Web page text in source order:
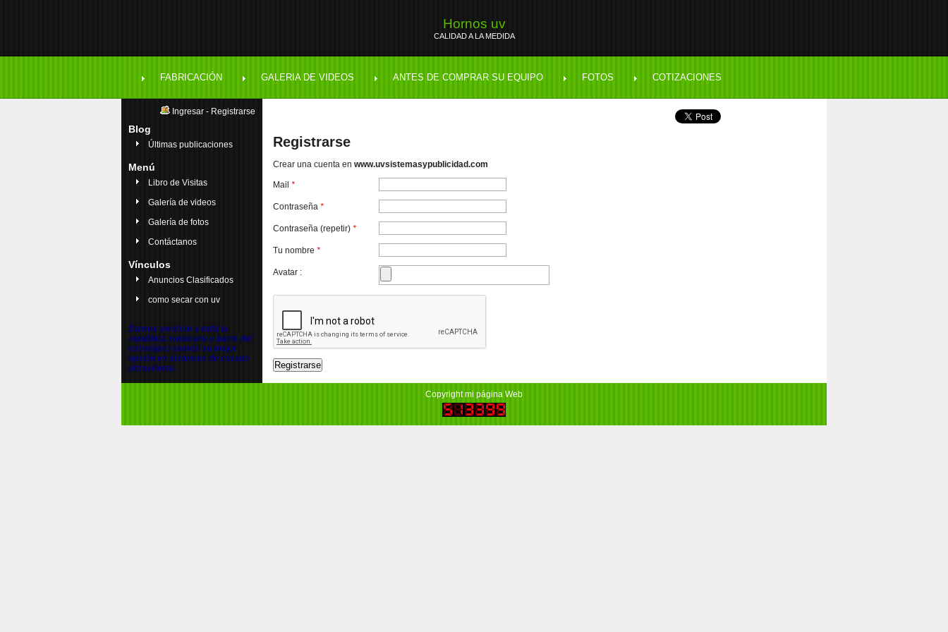
Hornos uv
CALIDAD A LA MEDIDA
FABRICACIÓN GALERIA DE VIDEOS ANTES DE COMPRAR SU EQUIPO FOTOS COTIZACIONES
Ingresar - Registrarse
Blog
Últimas publicaciones
Menú
Libro de Visitas
Galería de videos
Galería de fotos
Contáctanos
Vínculos
Anuncios Clasificados
como secar con uv
Damos servicio a toda la
republica mexicana y parte del
extranjero somos su mejor
opción en sistemas de curado
ultravioleta.
Registrarse
Crear una cuenta en www.uvsistemasypublicidad.com
Mail *
Contraseña *
Contraseña (repetir) *
Tu nombre *
Avatar :
Copyright mi página Web